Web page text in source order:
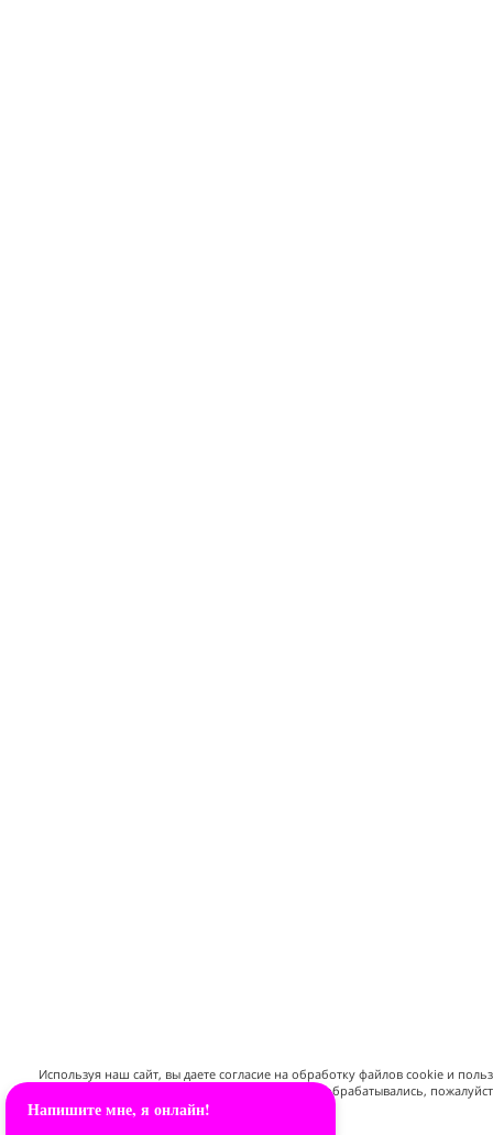
Используя наш сайт, вы даете согласие на обработку файлов cookie и
данных. Если вы не хотите, чтобы ваши данные обрабатывались,
сайт.
Напишите мне, я онлайн!